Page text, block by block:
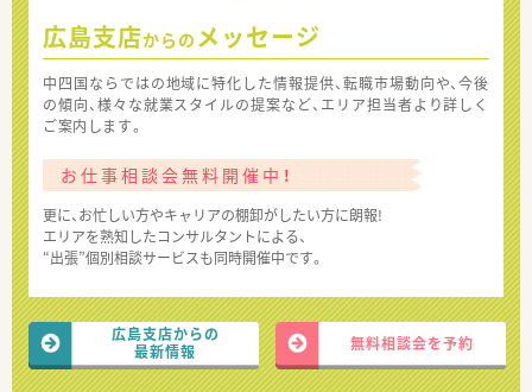
広島支店からの メッセージ
中四国ならではの地域に特化した情報提供、転職市場動向や、今後
の傾向、様々な就業スタイルの提案など、エリア担当者より詳しく
ご案内します。
お仕事相談会無料開催中！
更に、お忙しい方やキャリアの棚卸がしたい方に朗報!
エリアを熟知したコンサルタントによる、
“出張”個別相談サービスも同時開催中です。
広島支店からの
最新情報
無料相談会を予約